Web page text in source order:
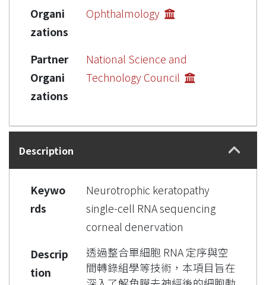
Organi
zations
Ophthalmology
Partner
Organi
zations
National Science and
Technology Council
Description
Keywo
rds
Neurotrophic keratopathy
single-cell RNA sequencing
corneal denervation
Descrip
tion
透過整合單細胞 RNA 定序與空
間轉錄組學等技術，本項目旨在